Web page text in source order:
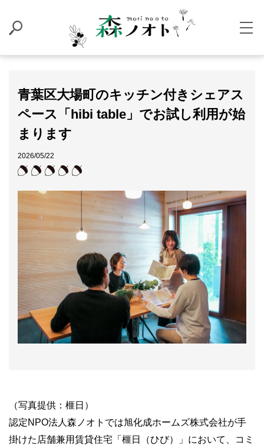
青葉区大場町のキッチン付きシェアス
ペース「hibi table」でお試し利用が始
まります
2026/05/22
（写真提供：榧日）
認定NPO法人森ノオトでは旭化成ホームズ株式会社が手
掛けた店舗兼用賃貸住宅「榧日（ひび）」において、コミ